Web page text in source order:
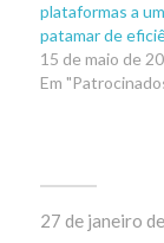
plataformas a
patamar de
15 de maio de
Em
27 de janeiro